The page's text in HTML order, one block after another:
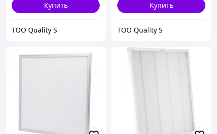
Купить
ТОО Quality S
Купить
ТОО Quality S